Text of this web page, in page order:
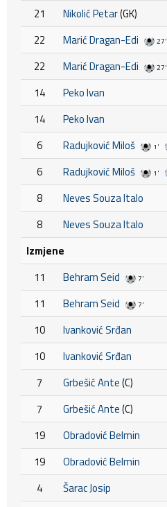
21
Nikolić Petar(GK)
22
Marić Dragan-Edi 27'
22 Marić Dragan-Edi 27'
14
Peko Ivan
14
Peko Ivan
6
Radujković Miloš 1'
6 Radujković Miloš 1'
8
Neves Souza Italo
8
Neves Souza Italo
Izmjene
11
Behram Seid 7'
11 Behram Seid 7'
10
Ivanković Srđan
10
Ivanković Srđan
7
Grbešić Ante(C)
7
Grbešić Ante(C)
19
Obradović Belmin
19
Obradović Belmin
4
Šarac Josip